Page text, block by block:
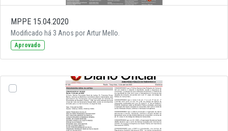
MPPE 15.04.2020
Modificado há 3 Anos por Artur Mello.
Aprovado